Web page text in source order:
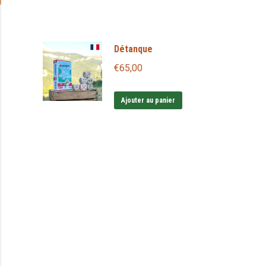
Détanque
€65,00
Ajouter au panier